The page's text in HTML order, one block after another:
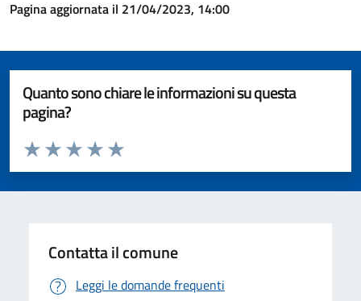
Pagina aggiornata il 21/04/2023, 14:00
Quanto sono chiare le informazioni su questa
pagina?
Valuta da 1 a 5 stelle la pagina
Valuta 5 stelle su 5
Valuta 4 stelle su 5
Valuta 3 stelle su 5
Valuta 2 stelle su 5
Valuta 1 stelle su 5
Contatta il comune
Leggi le domande frequenti